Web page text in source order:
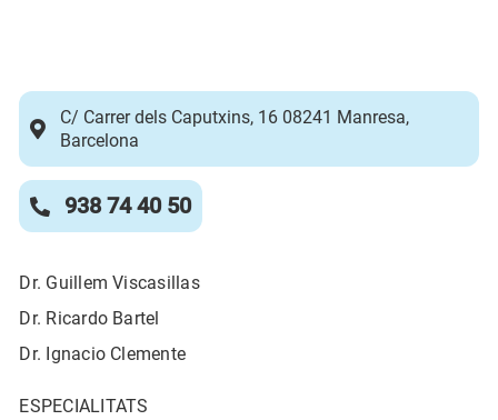
C/ Carrer dels Caputxins, 16 08241 Manresa,
Barcelona
938 74 40 50
Dr. Guillem Viscasillas
Dr. Ricardo Bartel
Dr. Ignacio Clemente
ESPECIALITATS